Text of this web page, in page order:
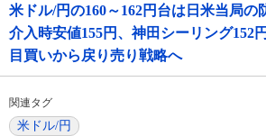
米ドル/円の160～162円台は日米当局の
介入時安値155円、神田シーリング152
目買いから戻り売り戦略へ
関連タグ
米ドル/円